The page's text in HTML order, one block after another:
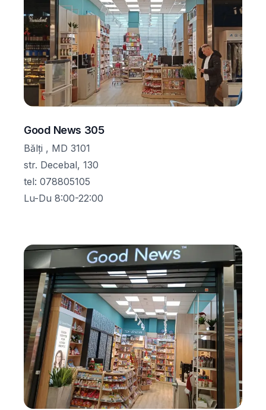
Good News 305
Bălţi , MD 3101
str. Decebal, 130
tel: 078805105
Lu-Du 8:00-22:00